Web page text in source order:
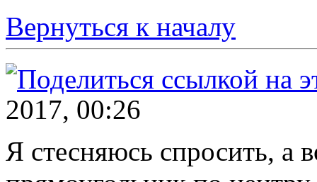
Вернуться к началу
2017, 00:26
Я стесняюсь спросить, а